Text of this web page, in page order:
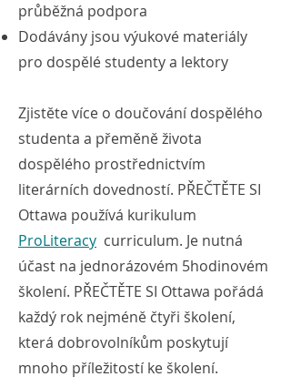
průběžná podpora
Dodávány jsou výukové materiály
pro dospělé studenty a lektory
Zjistěte více o doučování dospělého
studenta a přeměně života
dospělého prostřednictvím
literárních dovedností. PŘEČTĚTE SI
Ottawa používá kurikulum
ProLiteracy curriculum. Je nutná
účast na jednorázovém 5hodinovém
školení. PŘEČTĚTE SI Ottawa pořádá
každý rok nejméně čtyři školení,
která dobrovolníkům poskytují
mnoho příležitostí ke školení.